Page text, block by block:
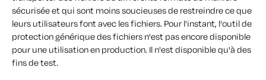
sécurisée et qui sont moins soucieuses de restreindre ce que
leurs utilisateurs font avec les fichiers. Pour l'instant, l'outil de
protection générique des fichiers n'est pas encore disponible
pour une utilisation en production. Il n'est disponible qu'à des
fins de test.